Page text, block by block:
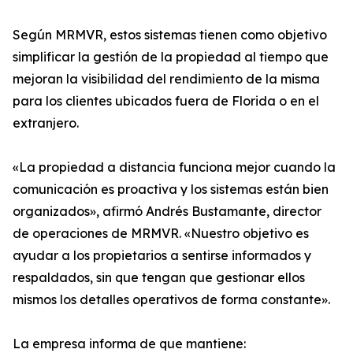
Según MRMVR, estos sistemas tienen como objetivo
simplificar la gestión de la propiedad al tiempo que
mejoran la visibilidad del rendimiento de la misma
para los clientes ubicados fuera de Florida o en el
extranjero.
«La propiedad a distancia funciona mejor cuando la
comunicación es proactiva y los sistemas están bien
organizados», afirmó Andrés Bustamante, director
de operaciones de MRMVR. «Nuestro objetivo es
ayudar a los propietarios a sentirse informados y
respaldados, sin que tengan que gestionar ellos
mismos los detalles operativos de forma constante».
La empresa informa de que mantiene: